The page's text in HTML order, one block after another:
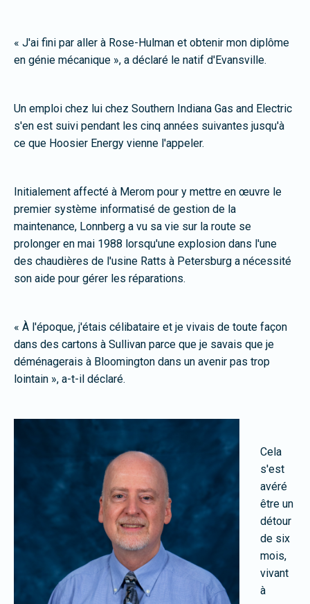
« J'ai fini par aller à Rose-Hulman et obtenir mon diplôme
en génie mécanique », a déclaré le natif d'Evansville.
Un emploi chez lui chez Southern Indiana Gas and Electric
s'en est suivi pendant les cinq années suivantes jusqu'à
ce que Hoosier Energy vienne l'appeler.
Initialement affecté à Merom pour y mettre en œuvre le
premier système informatisé de gestion de la
maintenance, Lonnberg a vu sa vie sur la route se
prolonger en mai 1988 lorsqu'une explosion dans l'une
des chaudières de l'usine Ratts à Petersburg a nécessité
son aide pour gérer les réparations.
« À l'époque, j'étais célibataire et je vivais de toute façon
dans des cartons à Sullivan parce que je savais que je
déménagerais à Bloomington dans un avenir pas trop
lointain », a-t-il déclaré.
Cela
s'est
avéré
être un
détour
de six
mois,
vivant
à